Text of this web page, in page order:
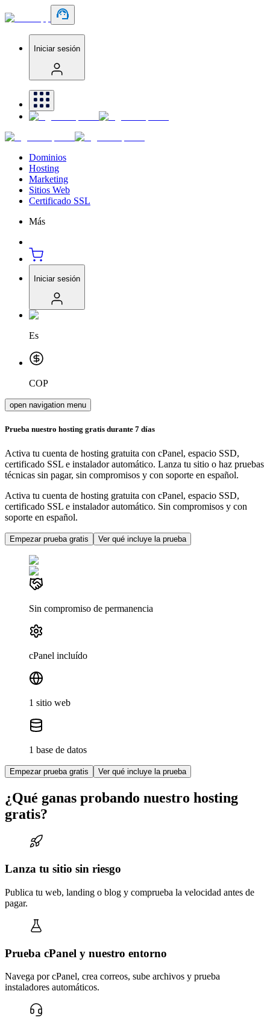
Iniciar sesión
Dominios
Hosting
Marketing
Sitios Web
Certificado SSL
Más
Iniciar sesión
Es
COP
open navigation menu
Prueba nuestro hosting gratis durante 7 días
Activa tu cuenta de hosting gratuita con cPanel, espacio SSD,
certificado SSL e instalador automático. Lanza tu sitio o haz pruebas
técnicas sin pagar, sin compromisos y con soporte en español.
Activa tu cuenta de hosting gratuita con cPanel, espacio SSD,
certificado SSL e instalador automático. Sin compromisos y con
soporte en español.
Empezar prueba gratis Ver qué incluye la prueba
Sin compromiso de permanencia
cPanel incluído
1 sitio web
1 base de datos
Empezar prueba gratis Ver qué incluye la prueba
¿Qué ganas probando nuestro hosting
gratis?
Lanza tu sitio sin riesgo
Publica tu web, landing o blog y comprueba la velocidad antes de
pagar.
Prueba cPanel y nuestro entorno
Navega por cPanel, crea correos, sube archivos y prueba
instaladores automáticos.